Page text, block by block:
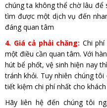
chúng ta không thể chờ lâu để
tìm được một dịch vụ đến
đáng quan tâm
4. Giá cả phải chăng: Chi
một điều cần quan tâm. Với
hút bể phốt, vệ sinh hiện nay
tránh khỏi. Tuy nhiên chúng
tiết kiệm chi phí nhất cho khách
Hãy liên hệ đến chúng tôi